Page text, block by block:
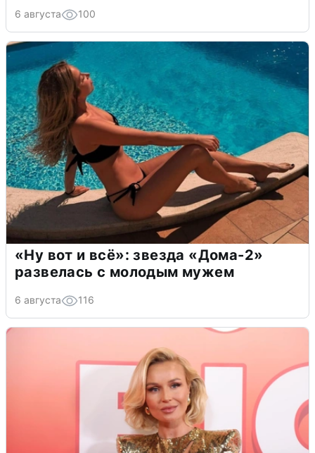
6 августа 100
«Ну вот и всё»: звезда «Дома-2»
развелась с молодым мужем
6 августа 116